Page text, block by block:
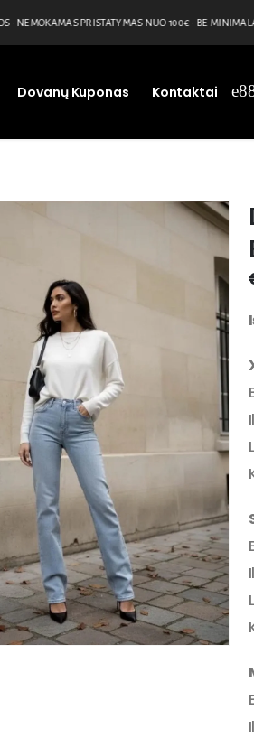
PRISTATYMAS NUO 100€ • BE
Dovanų Kuponas Kontaktai